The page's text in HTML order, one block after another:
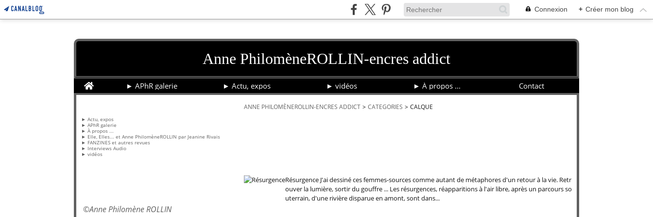
Connexion + Créer mon blog
Anne PhilomèneROLLIN-encres addict
Home ► APhR galerie ► Actu, expos ► vidéos ► À propos ... Contact
► Actu, expos
► APhR galerie
► À propos ...
► Elle, Elles... et Anne PhilomèneROLLIN par Jeanine Rivais
► FANZINES et autres revues
► Interviews Audio
► vidéos
©Anne Philomène ROLLIN
ANNE PHILOMÈNEROLLIN-ENCRES ADDICT > CATEGORIES > CALQUE
Résurgence J'ai dessiné ces femmes-sources comme autant de métaphores d'un retour à la vie. Retr
ouver la lumière, sortir du gouffre ... Les résurgences, réapparitions à l'air libre, après un parcours so
uterrain, d'une rivière disparue en amont, sont dans...